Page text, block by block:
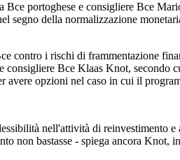
Bce portoghese e consigliere Bce
segno della normalizzazione
contro i rischi di frammentazione
Bce Klaas Knot,
avere opzioni nel caso in cui il
nell'attività di reinvestimento
non bastasse - spiega ancora